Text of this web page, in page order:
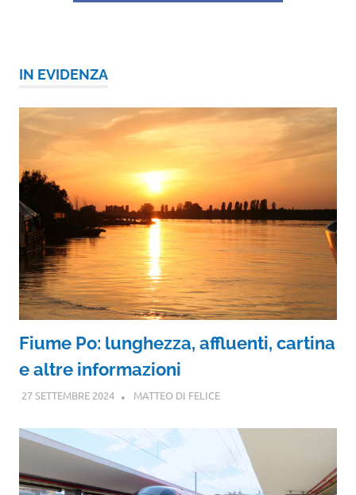
IN EVIDENZA
Fiume Po: lunghezza, affluenti, cartina
e altre informazioni
27 SETTEMBRE 2024 MATTEO DI FELICE